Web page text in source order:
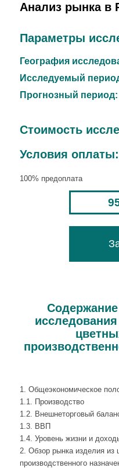
Анализ рынка в
Параметры
География
Исследуемый
Прогнозный период:
Стоимость
Условия оплаты:
100% предоплата
Содержание
1. Общеэкономическое
1.1. Производство
1.2. Внешнеторговый
1.3. ВВП
1.4. Уровень жизни и
2. Обзор рынка изделия из
производственного